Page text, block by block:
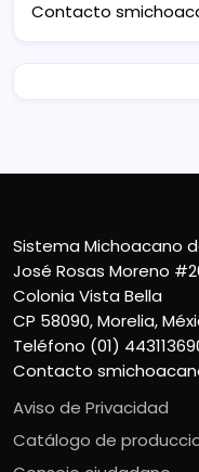
Contacto
Sistema Michoacano
José Rosas Moreno
Colonia Vista Bella
CP 58090, Morelia,
Teléfono (01)
Contacto
Aviso de Privacidad
Catálogo de